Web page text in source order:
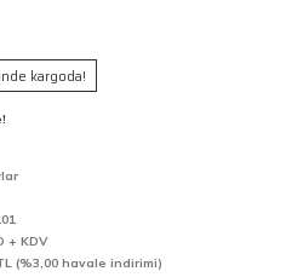
kargoda!
+ KDV
(%3,00 havale indirimi)